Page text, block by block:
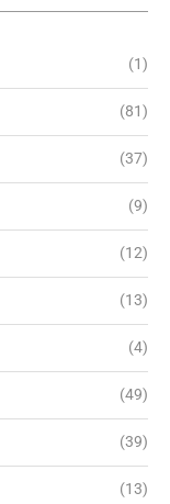
(1)
(81)
(37)
(9)
(12)
(13)
(4)
(49)
(39)
(13)